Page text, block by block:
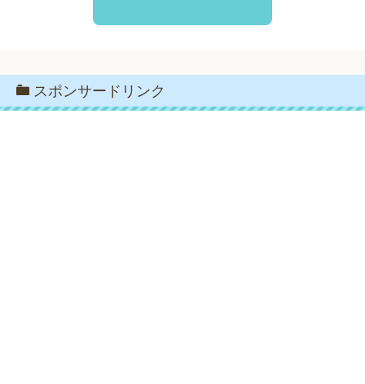
スポンサードリンク